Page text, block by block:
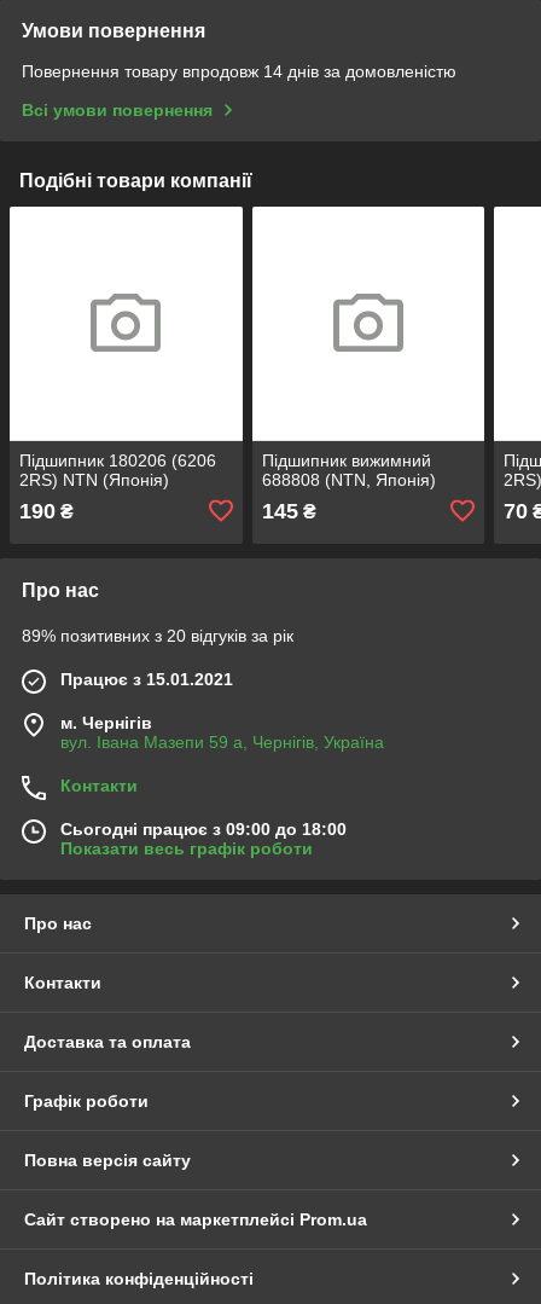
Умови повернення
Повернення товару впродовж 14 днів за домовленістю
Всі умови повернення
Подібні товари компанії
Підшипник 180206 (6206
2RS) NTN (Японія)
190 ₴
Підшипник вижимний
688808 (NTN, Японія)
145₴ 70
Про нас
89% позитивних з 20 відгуків за рік
Працює з 15.01.2021
м. Чернігів
вул. Івана Мазепи 59 а, Чернігів, Україна
Контакти
Сьогодні працює з 09:00 до 18:00
Показати весь графік роботи
Про нас
Контакти
Доставка та оплата
Графік роботи
Повна версія сайту
Сайт створено на маркетплейсі Prom.ua
Політика конфіденційності